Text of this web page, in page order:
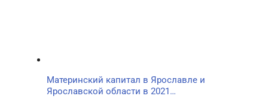
Материнский капитал в Ярославле и
Ярославской области в 2021…